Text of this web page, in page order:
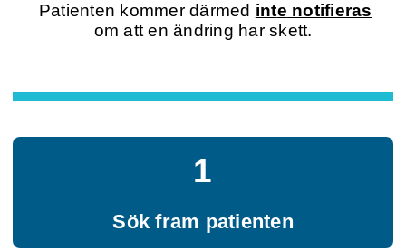
Patienten kommer därmed inte notifieras
om att en ändring har skett.
1
Sök fram patienten